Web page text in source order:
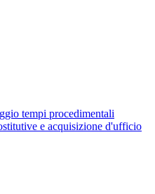
tempi procedimentali
e acquisizione d'ufficio